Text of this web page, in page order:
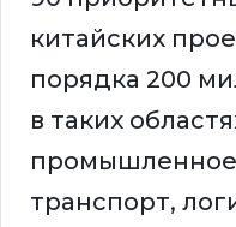
китайских
порядка 200
в таких
промышленное
транспорт,